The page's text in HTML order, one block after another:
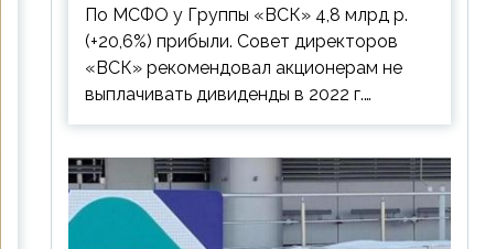
По МСФО у Группы «ВСК» 4,8 млрд р.
(+20,6%) прибыли. Совет директоров
«ВСК» рекомендовал акционерам не
выплачивать дивиденды в 2022 г.…